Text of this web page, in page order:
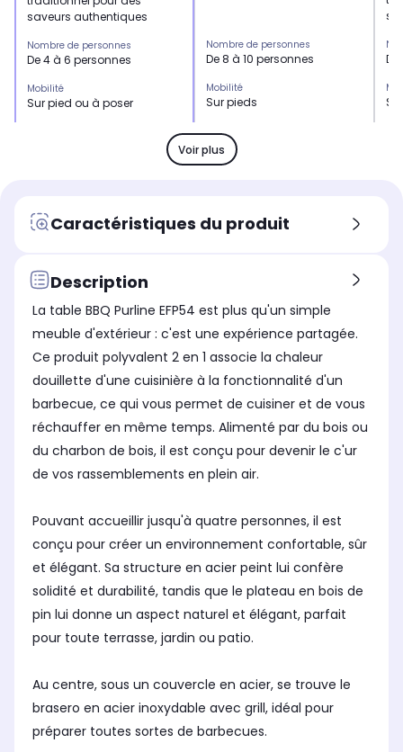
saveurs authentiques
Nombre de personnes
De 4 à 6 personnes
Mobilité
Sur pied ou à poser
Dimension de la surface de
cuisson
Nombre de grilles / plaques
1 grille
Thermomètre
Non
De la surface de cuisson
Acier
De la cuve
Acier émaillé
Nombre de personnes
De 8 à 10 personnes
Mobilité
Sur pieds
Matière de la cuve
en acier
Dimension de la surface de
cuisson
Thermomètre
Non
De la surface de cuisson
Acier
De la cuve
Voir plus
Caractéristiques du produit
Description
La table BBQ Purline EFP54 est plus qu'un simple
meuble d'extérieur : c'est une expérience partagée.
Ce produit polyvalent 2 en 1 associe la chaleur
douillette d'une cuisinière à la fonctionnalité d'un
barbecue, ce qui vous permet de cuisiner et de vous
réchauffer en même temps. Alimenté par du bois ou
du charbon de bois, il est conçu pour devenir le c'ur
de vos rassemblements en plein air.
Pouvant accueillir jusqu'à quatre personnes, il est
conçu pour créer un environnement confortable, sûr
et élégant. Sa structure en acier peint lui confère
solidité et durabilité, tandis que le plateau en bois de
pin lui donne un aspect naturel et élégant, parfait
pour toute terrasse, jardin ou patio.
Au centre, sous un couvercle en acier, se trouve le
brasero en acier inoxydable avec grill, idéal pour
préparer toutes sortes de barbecues.